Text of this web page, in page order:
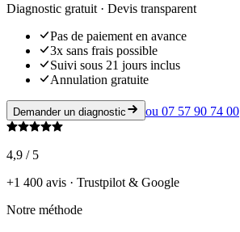
Diagnostic gratuit · Devis transparent
Pas de paiement en avance
3x sans frais possible
Suivi sous 21 jours inclus
Annulation gratuite
Demander un diagnostic ou 07 57 90 74 00
4,9 / 5
+1 400 avis · Trustpilot & Google
Notre méthode